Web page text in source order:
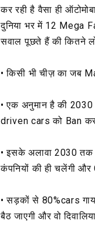
कर रही है वैसा ही
दुनिया भर में 12 Mega
सवाल पूछते हैं की कितने
• किसी भी चीज़ का जब
• एक अनुमान है की
driven cars को Ban कर
• इसके अलावा 2030
कंपनियों की ही चलेंगी और
• सड़कों से 80%cars
बैठ जाएगी और वो